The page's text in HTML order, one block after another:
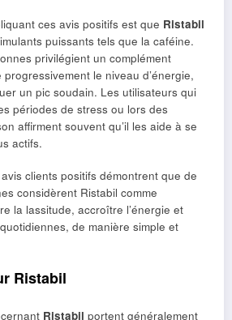
ces avis positifs est que Ristabil
puissants tels que la caféine.
privilégient un complément
le niveau d’énergie,
un pic soudain. Les utilisateurs qui
périodes de stress ou lors des
affirment souvent qu’il les aide à se
actifs.
clients positifs démontrent que de
considèrent Ristabil comme
la lassitude, accroître l’énergie et
de manière simple et
Ristabil
Ristabil portent généralement